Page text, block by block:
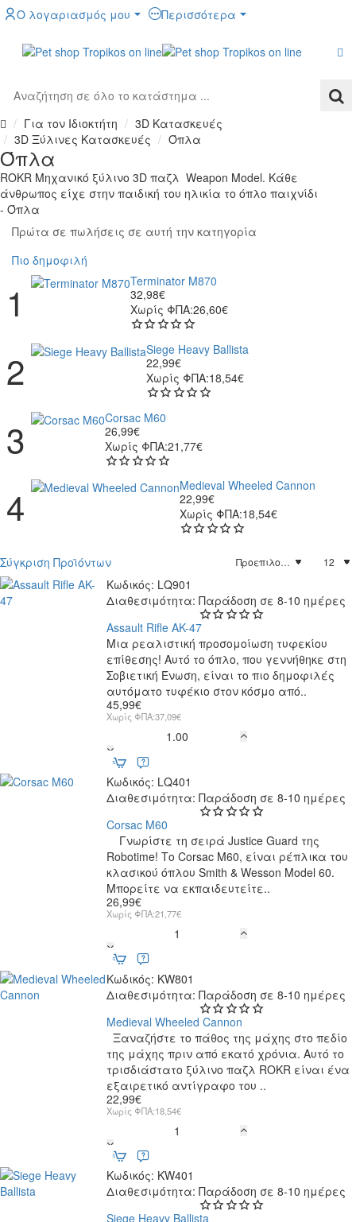
Ο λογαριασμός μου Περισσότερα
Αναζήτηση
σε
όλο
το
κατάστημα
...
h
o
m
e
Για τον Ιδιοκτήτη
3D Κατασκευές
3D Ξύλινες Κατασκευές
Όπλα
Όπλα
ROKR Μηχανικό ξύλινο 3D παζλ Weapon Model. Κάθε
άνθρωπος είχε στην παιδική του ηλικία το όπλο παιχνίδι
- Όπλα
Πρώτα σε πωλήσεις σε αυτή την κατηγορία
Πιο δημοφιλή
Terminator M870
32,98€
Χωρίς ΦΠΑ:26,60€
Siege Heavy Ballista
22,99€
Χωρίς ΦΠΑ:18,54€
Corsac M60
26,99€
Χωρίς ΦΠΑ:21,77€
Medieval Wheeled Cannon
22,99€
Χωρίς ΦΠΑ:18,54€
Σύγκριση Προϊόντων
Κωδικός: LQ901
Διαθεσιμότητα: Παράδοση σε 8-10 ημέρες
Assault Rifle AK-47
Μια ρεαλιστική προσομοίωση τυφεκίου
επίθεσης! Αυτό το όπλο, που γεννήθηκε στη
Σοβιετική Ένωση, είναι το πιο δημοφιλές
αυτόματο τυφέκιο στον κόσμο από..
45,99€
Χωρίς ΦΠΑ:37,09€
Rifle
AK-
47
Κωδικός: LQ401
Διαθεσιμότητα: Παράδοση σε 8-10 ημέρες
Corsac M60
Γνωρίστε τη σειρά Justice Guard της
Robotime! Το Corsac M60, είναι ρέπλικα του
κλασικού όπλου Smith & Wesson Model 60.
Μπορείτε να εκπαιδευτείτε..
26,99€
Χωρίς ΦΠΑ:21,77€
M60
Κωδικός: KW801
Διαθεσιμότητα: Παράδοση σε 8-10 ημέρες
Medieval Wheeled Cannon
Ξαναζήστε το πάθος της μάχης στο πεδίο
της μάχης πριν από εκατό χρόνια. Αυτό το
τρισδιάστατο ξύλινο παζλ ROKR είναι ένα
εξαιρετικό αντίγραφο του ..
22,99€
Χωρίς ΦΠΑ:18,54€
Wheeled
Cannon
Κωδικός: KW401
Διαθεσιμότητα: Παράδοση σε 8-10 ημέρες
Siege Heavy Ballista